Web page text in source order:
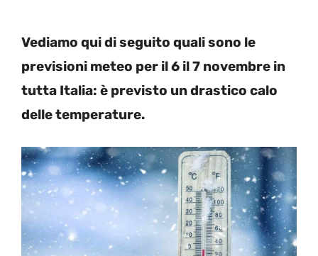
Vediamo qui di seguito quali sono le
previsioni meteo per il 6 il 7 novembre in
tutta Italia: è previsto un drastico calo
delle temperature.